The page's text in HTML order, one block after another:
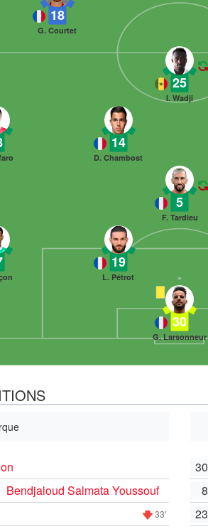
18
G. Courtet
30
G. Larsonneur
19
L. Pétrot
5
F. Tardieu
14
D. Chambost
25
I. Wadji
Bendjaloud Salmata Youssouf
33'
30
8
23